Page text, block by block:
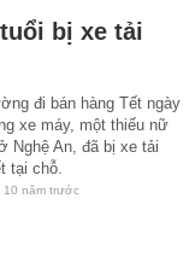
bị xe tải
đi bán hàng Tết ngày
xe máy, một thiếu nữ
Nghệ An, đã bị xe tải
tại chỗ.
10 năm trước